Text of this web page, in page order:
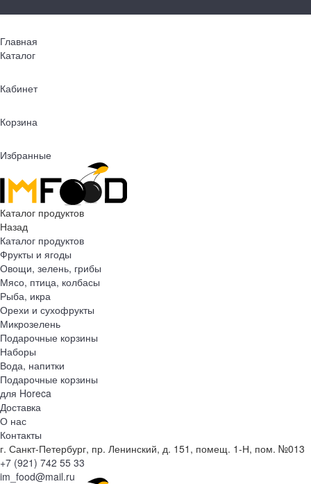
Главная
Каталог
Кабинет
Корзина
Избранные
Каталог продуктов
Назад
Каталог продуктов
Фрукты и ягоды
Овощи, зелень, грибы
Мясо, птица, колбасы
Рыба, икра
Орехи и сухофрукты
Микрозелень
Подарочные корзины
Наборы
Вода, напитки
Подарочные корзины
для Horeca
Доставка
О нас
Контакты
г. Санкт-Петербург, пр. Ленинский, д. 151, помещ. 1-Н, пом. №013
+7 (921) 742 55 33
im_food@mail.ru